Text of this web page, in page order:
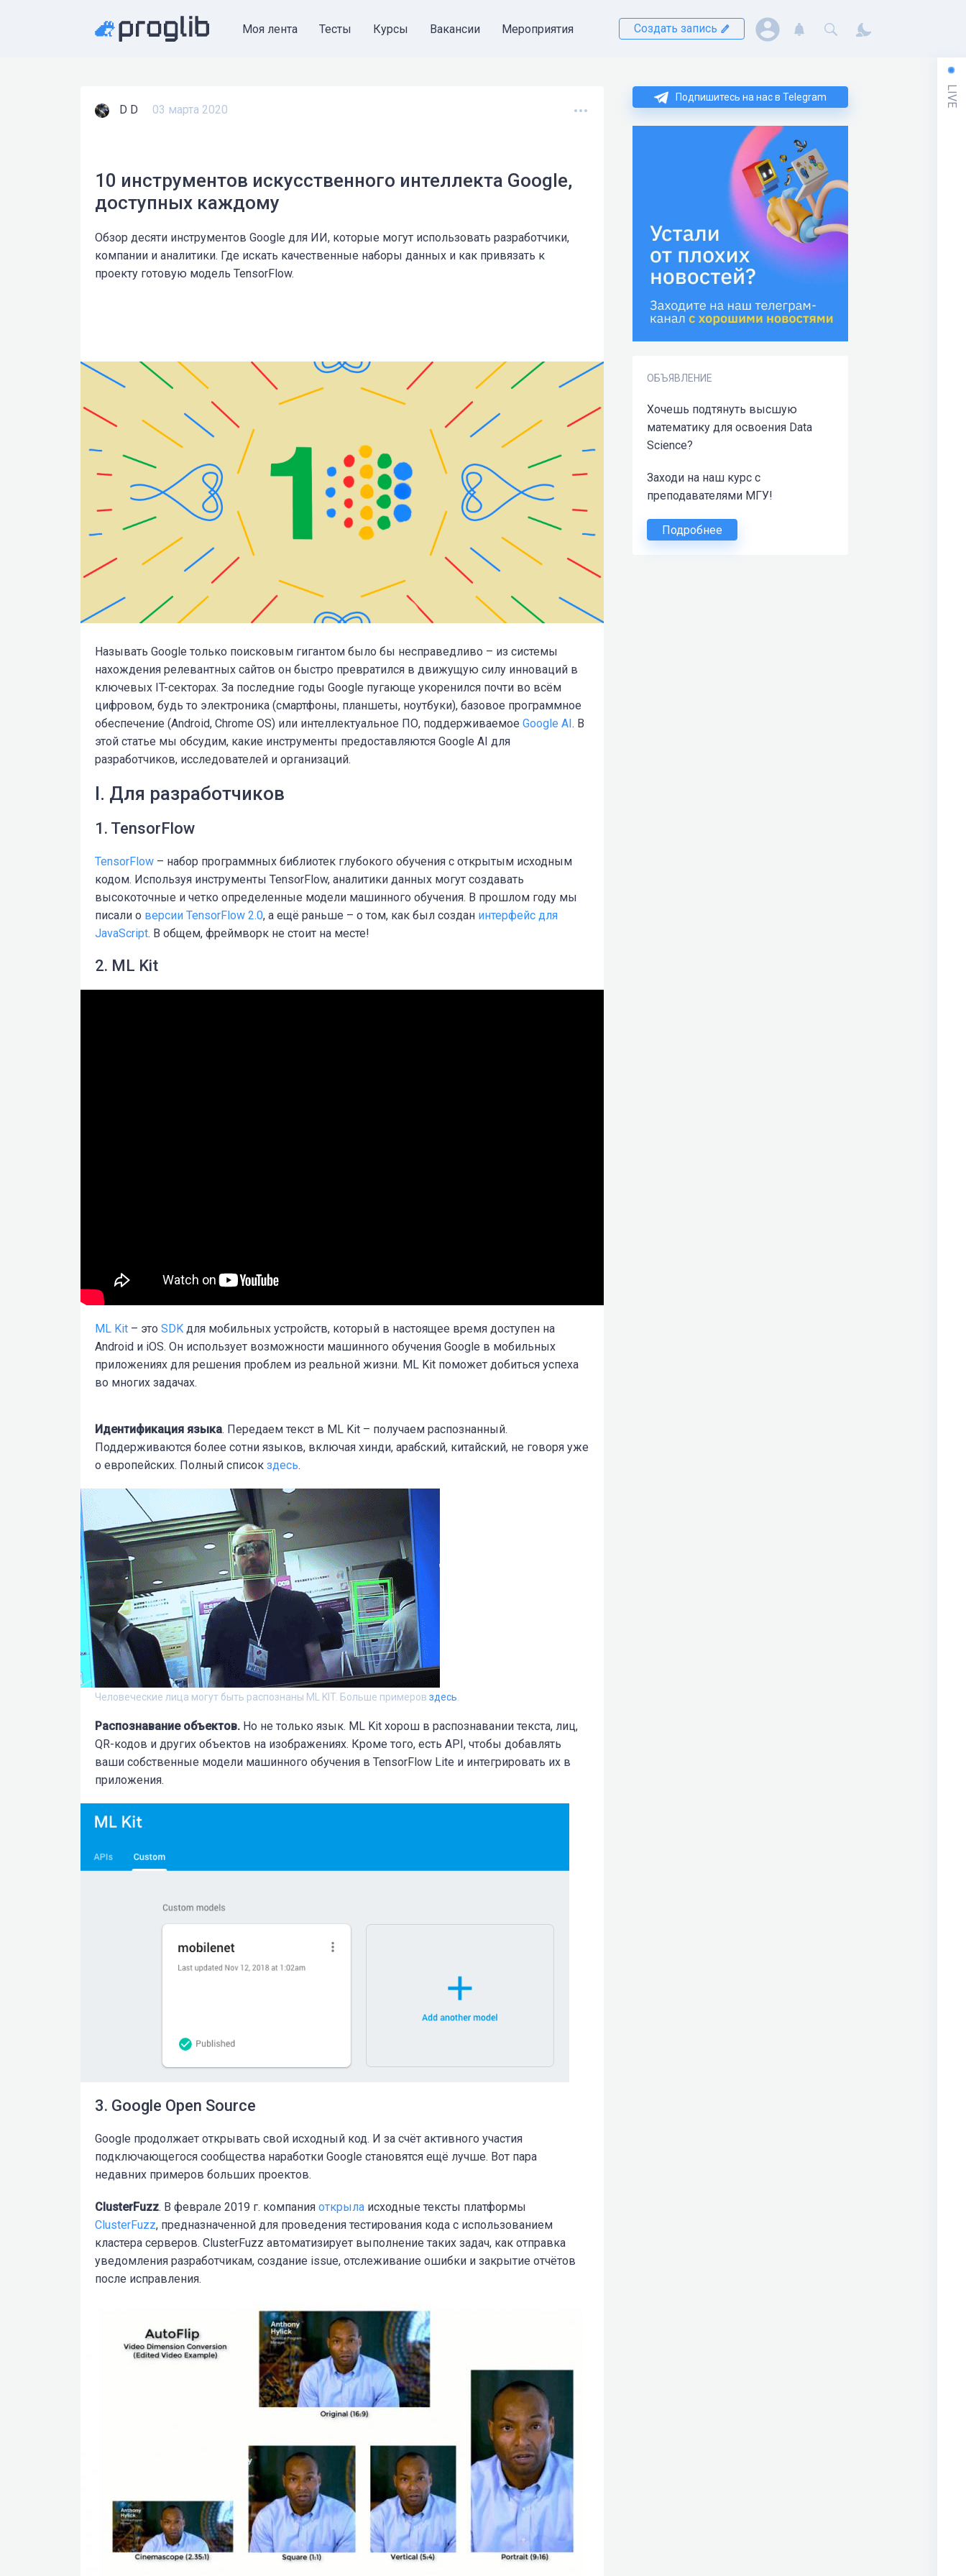
Моя лента Тесты Курсы Вакансии Мероприятия Создать запись
Подпишитесь на нас в Telegram
ОБЪЯВЛЕНИЕ
Хочешь подтянуть высшую
математику для освоения Data
Science?
Заходи на наш курс с
преподавателями МГУ!
Подробнее
D D 03 марта 2020
10 инструментов искусственного интеллекта Google,
доступных каждому
Обзор десяти инструментов Google для ИИ, которые могут использовать разработчики,
компании и аналитики. Где искать качественные наборы данных и как привязать к
проекту готовую модель TensorFlow.
Называть Google только поисковым гигантом было бы несправедливо – из системы
нахождения релевантных сайтов он быстро превратился в движущую силу инноваций в
ключевых IT-секторах. За последние годы Google пугающе укоренился почти во всём
цифровом, будь то электроника (смартфоны, планшеты, ноутбуки), базовое программное
обеспечение (Android, Chrome OS) или интеллектуальное ПО, поддерживаемое Google AI. В
этой статье мы обсудим, какие инструменты предоставляются Google AI для
разработчиков, исследователей и организаций.
I. Для разработчиков
1. TensorFlow
TensorFlow – набор программных библиотек глубокого обучения с открытым исходным
кодом. Используя инструменты TensorFlow, аналитики данных могут создавать
высокоточные и четко определенные модели машинного обучения. В прошлом году мы
писали о версии TensorFlow 2.0, а ещё раньше – о том, как был создан интерфейс для
JavaScript. В общем, фреймворк не стоит на месте!
2. ML Kit
ML Kit – это SDK для мобильных устройств, который в настоящее время доступен на
Android и iOS. Он использует возможности машинного обучения Google в мобильных
приложениях для решения проблем из реальной жизни. ML Kit поможет добиться успеха
во многих задачах.
Идентификация языка. Передаем текст в ML Kit – получаем распознанный.
Поддерживаются более сотни языков, включая хинди, арабский, китайский, не говоря уже
о европейских. Полный список здесь.
Человеческие лица могут быть распознаны ML KIT. Больше примеров здесь.
Распознавание объектов. Но не только язык. ML Kit хорош в распознавании текста, лиц,
QR-кодов и других объектов на изображениях. Кроме того, есть API, чтобы добавлять
ваши собственные модели машинного обучения в TensorFlow Lite и интегрировать их в
приложения.
3. Google Open Source
Google продолжает открывать свой исходный код. И за счёт активного участия
подключающегося сообщества наработки Google становятся ещё лучше. Вот пара
недавних примеров больших проектов.
ClusterFuzz. В феврале 2019 г. компания открыла исходные тексты платформы
ClusterFuzz, предназначенной для проведения тестирования кода с использованием
кластера серверов. ClusterFuzz автоматизирует выполнение таких задач, как отправка
уведомления разработчикам, создание issue, отслеживание ошибки и закрытие отчётов
после исправления.
LIVE